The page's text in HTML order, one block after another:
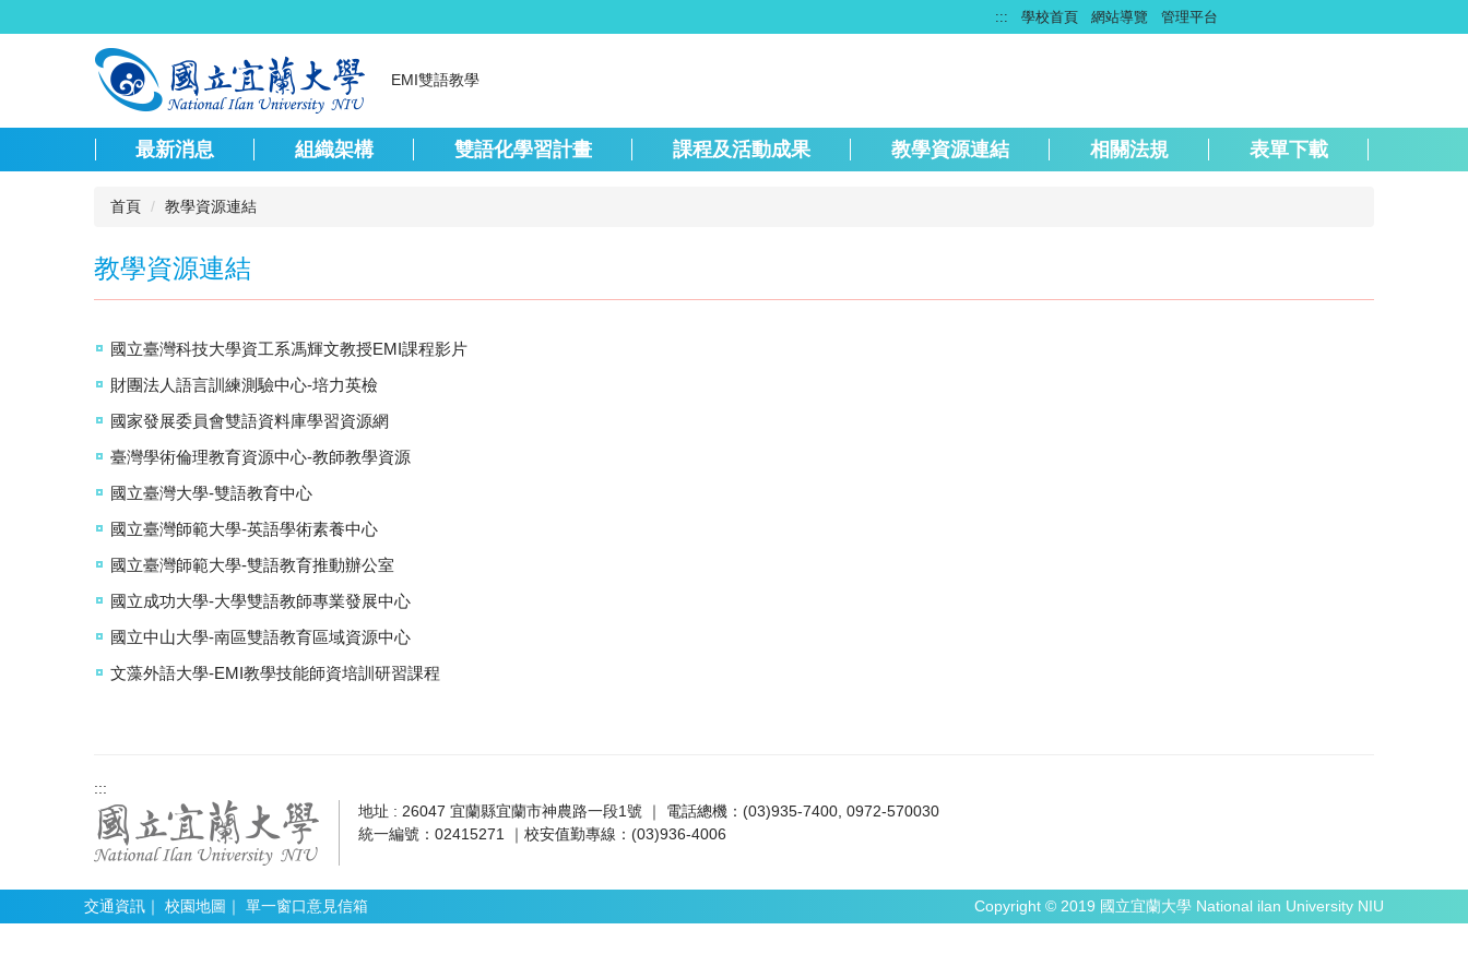
到
容
::: 學校首頁 網站導覽 管理平台
EMI雙語教學
最新消息 組織架構 雙語化學習計畫 課程及活動成果 教學資源連結 相關法規 表單下載
首頁 教學資源連結
教學資源連結
國立臺灣科技大學資工系馮輝文教授EMI課程影片
財團法人語言訓練測驗中心-培力英檢
國家發展委員會雙語資料庫學習資源網
臺灣學術倫理教育資源中心-教師教學資源
國立臺灣大學-雙語教育中心
國立臺灣師範大學-英語學術素養中心
國立臺灣師範大學-雙語教育推動辦公室
國立成功大學-大學雙語教師專業發展中心
國立中山大學-南區雙語教育區域資源中心
文藻外語大學-EMI教學技能師資培訓研習課程
:::
地址 : 26047 宜蘭縣宜蘭市神農路一段1號 ｜ 電話總機：(03)935-7400, 0972-570030
統一編號：02415271 ｜校安值勤專線：(03)936-4006
交通資訊 ｜ 校園地圖 ｜ 單一窗口意見信箱 Copyright © 2019 國立宜蘭大學 National ilan University NIU